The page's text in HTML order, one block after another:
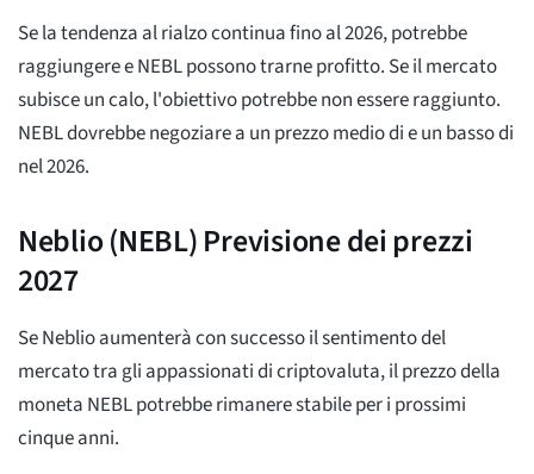
Se la tendenza al rialzo continua fino al 2026, potrebbe
raggiungeree NEBL possono trarne profitto. Se il mercato
subisce un calo, l'obiettivo potrebbe non essere raggiunto.
NEBL dovrebbe negoziare a un prezzo medio die un basso di
nel 2026.
Neblio (NEBL) Previsione dei prezzi
2027
Se Neblio aumenterà con successo il sentimento del
mercato tra gli appassionati di criptovaluta, il prezzo della
moneta NEBL potrebbe rimanere stabile per i prossimi
cinque anni.